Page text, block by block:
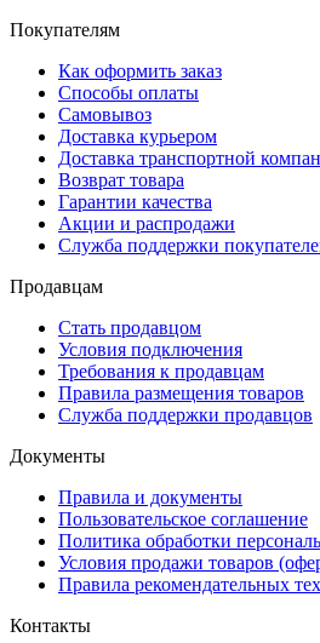
Покупателям
Как оформить заказ
Способы оплаты
Самовывоз
Доставка курьером
Доставка транспортной
Возврат товара
Гарантии качества
Акции и распродажи
Служба поддержки
Продавцам
Стать продавцом
Условия подключения
Требования к продавцам
Правила размещения товаров
Служба поддержки продавцов
Документы
Правила и документы
Пользовательское соглашение
Политика обработки
Условия продажи товаров
Правила рекомендательных
Контакты